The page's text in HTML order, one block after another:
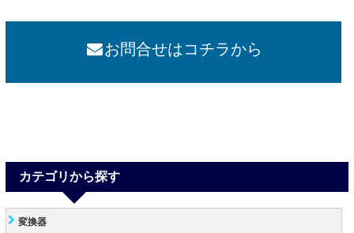
お問合せはコチラから
カテゴリから探す
変換器